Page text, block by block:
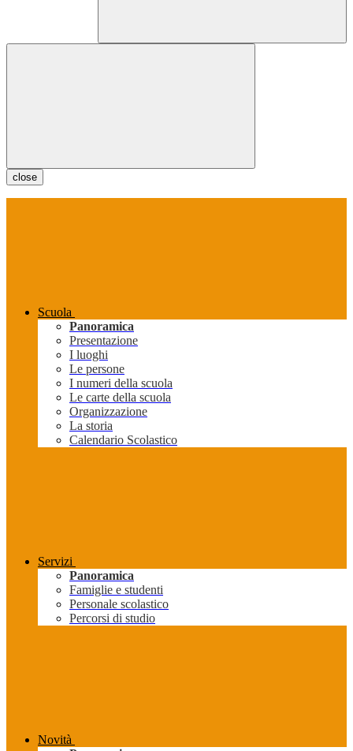
close
Scuola
Panoramica
Presentazione
I luoghi
Le persone
I numeri della scuola
Le carte della scuola
Organizzazione
La storia
Calendario Scolastico
Servizi
Panoramica
Famiglie e studenti
Personale scolastico
Percorsi di studio
Novità